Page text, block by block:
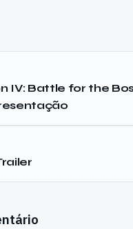
IV: Battle for the